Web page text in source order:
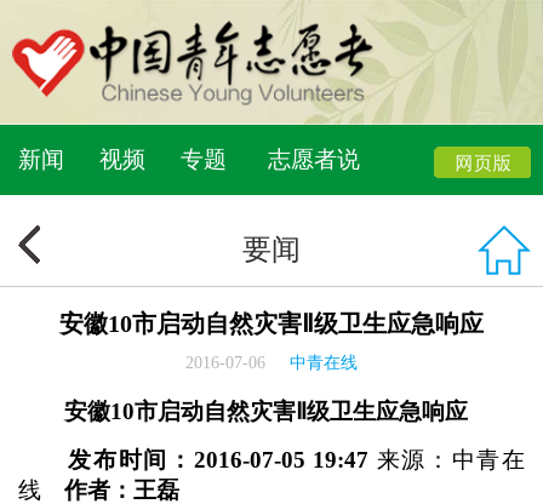
新闻 视频 专题 志愿者说
要闻
安徽10市启动自然灾害Ⅱ级卫生应急响应
2016-07-06 中青在线
安徽10市启动自然灾害Ⅱ级卫生应急响应
发布时间：2016-07-05 19:47 来源：中青在
线 作者：王磊